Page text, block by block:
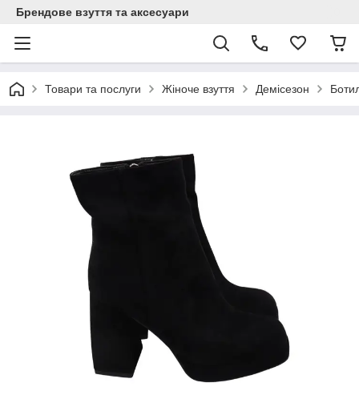
Брендове взуття та аксесуари
Товари та послуги Жіноче взуття Демісезон